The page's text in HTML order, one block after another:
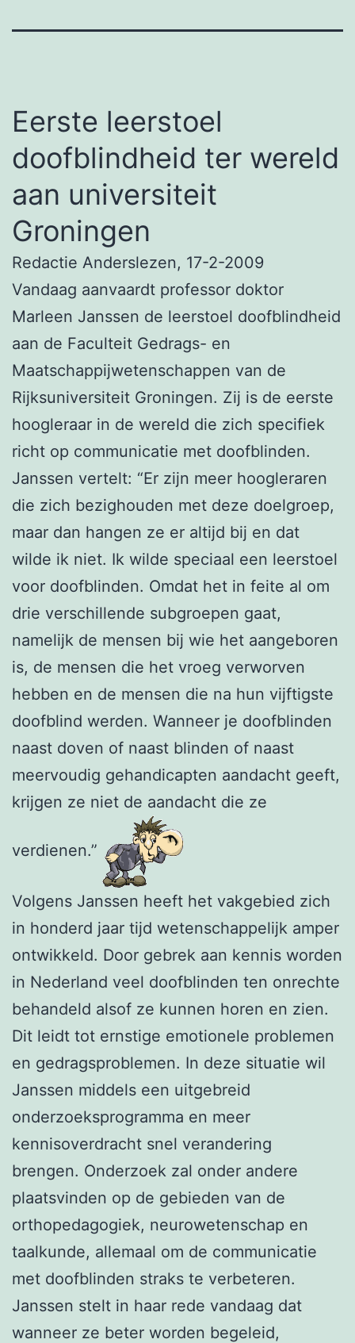
Eerste leerstoel
doofblindheid ter wereld
aan universiteit
Groningen
Redactie Anderslezen, 17-2-2009
Vandaag aanvaardt professor doktor
Marleen Janssen de leerstoel doofblindheid
aan de Faculteit Gedrags- en
Maatschappijwetenschappen van de
Rijksuniversiteit Groningen. Zij is de eerste
hoogleraar in de wereld die zich specifiek
richt op communicatie met doofblinden.
Janssen vertelt: “Er zijn meer hoogleraren
die zich bezighouden met deze doelgroep,
maar dan hangen ze er altijd bij en dat
wilde ik niet. Ik wilde speciaal een leerstoel
voor doofblinden. Omdat het in feite al om
drie verschillende subgroepen gaat,
namelijk de mensen bij wie het aangeboren
is, de mensen die het vroeg verworven
hebben en de mensen die na hun vijftigste
doofblind werden. Wanneer je doofblinden
naast doven of naast blinden of naast
meervoudig gehandicapten aandacht geeft,
krijgen ze niet de aandacht die ze
verdienen.”
Volgens Janssen heeft het vakgebied zich
in honderd jaar tijd wetenschappelijk amper
ontwikkeld. Door gebrek aan kennis worden
in Nederland veel doofblinden ten onrechte
behandeld alsof ze kunnen horen en zien.
Dit leidt tot ernstige emotionele problemen
en gedragsproblemen. In deze situatie wil
Janssen middels een uitgebreid
onderzoeksprogramma en meer
kennisoverdracht snel verandering
brengen. Onderzoek zal onder andere
plaatsvinden op de gebieden van de
orthopedagogiek, neurowetenschap en
taalkunde, allemaal om de communicatie
met doofblinden straks te verbeteren.
Janssen stelt in haar rede vandaag dat
wanneer ze beter worden begeleid,